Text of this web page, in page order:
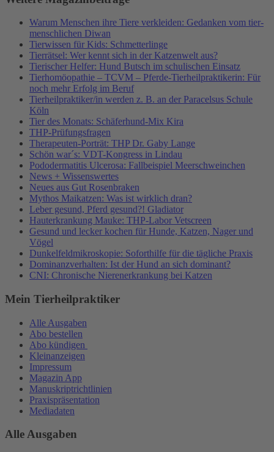
Warum Menschen ihre Tiere verkleiden: Gedanken vom tier-
menschlichen Diwan
Tierwissen für Kids: Schmetterlinge
Tierrätsel: Wer kennt sich in der Katzenwelt aus?
Tierischer Helfer: Hund Butsch im schulischen Einsatz
Tierhomöopathie – TCVM – Pferde-Tierheilpraktikerin: Für
noch mehr Erfolg im Beruf
Tierheilpraktiker/in werden z. B. an der Paracelsus Schule
Köln
Tier des Monats: Schäferhund-Mix Kira
THP-Prüfungsfragen
Therapeuten-Porträt: THP Dr. Gaby Lange
Schön war´s: VDT-Kongress in Lindau
Pododermatitis Ulcerosa: Fallbeispiel Meerschweinchen
News + Wissenswertes
Neues aus Gut Rosenbraken
Mythos Maikatzen: Was ist wirklich dran?
Leber gesund, Pferd gesund?! Gladiator
Hauterkrankung Mauke: THP-Labor Vetscreen
Gesund und lecker kochen für Hunde, Katzen, Nager und
Vögel
Dunkelfeldmikroskopie: Soforthilfe für die tägliche Praxis
Dominanzverhalten: Ist der Hund an sich dominant?
CNI: Chronische Nierenerkrankung bei Katzen
Mein Tierheilpraktiker
Alle Ausgaben
Abo bestellen
Abo kündigen
Kleinanzeigen
Impressum
Magazin App
Manuskriptrichtlinien
Praxispräsentation
Mediadaten
Alle Ausgaben